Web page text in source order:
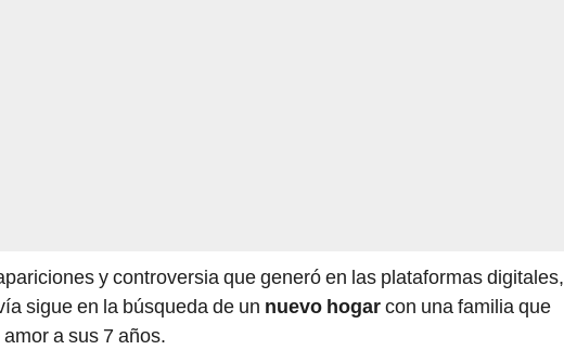
y controversia que generó en las plataformas digitales,
sigue en la búsqueda de un nuevo hogarcon una familia que
a sus 7 años.